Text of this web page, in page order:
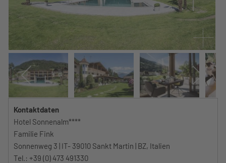
Kontaktdaten
Hotel Sonnenalm****
Familie Fink
Sonnenweg 3 | IT- 39010 Sankt Martin | BZ, Italien
Tel.: +39 (0) 473 491330